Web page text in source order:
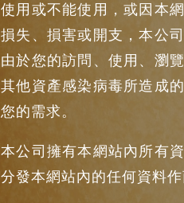
使用或不能使用，或因本
損失、損害或開支，本公
由於您的訪問、使用、瀏
其他資產感染病毒所造成
您的需求。
本公司擁有本網站內所有
分發本網站內的任何資料